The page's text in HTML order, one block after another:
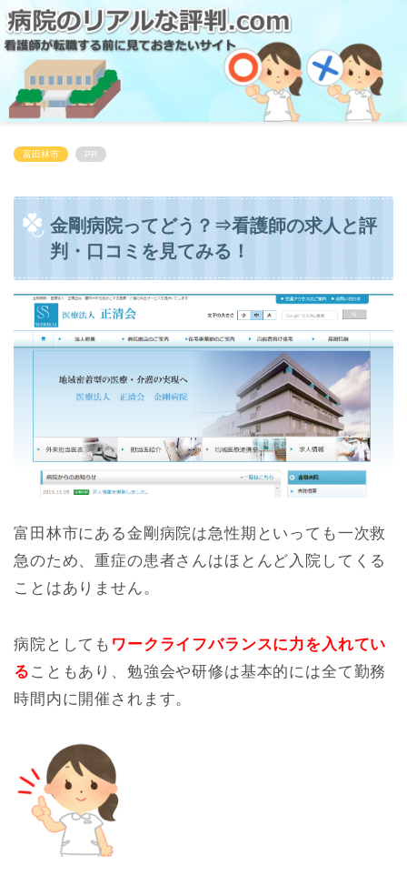
富田林市 PR
金剛病院ってどう？⇒看護師の求人と評
判・口コミを見てみる！
富田林市にある金剛病院は急性期といっても一次救
急のため、重症の患者さんはほとんど入院してくる
ことはありません。
病院としても ワークライフバランスに力を入れてい
る こともあり、勉強会や研修は基本的には全て勤務
時間内に開催されます。